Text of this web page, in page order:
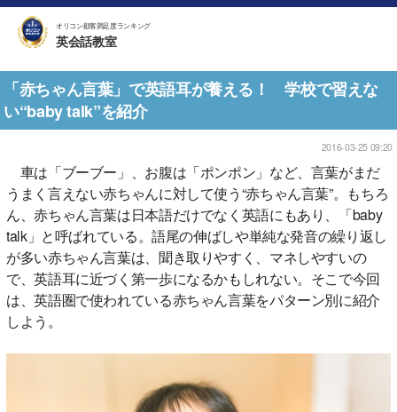
オリコン顧客満足度ランキング
英会話教室
「赤ちゃん言葉」で英語耳が養える！ 学校で習えな
い“baby talk”を紹介
2016-03-25 09:20
車は「ブーブー」、お腹は「ポンポン」など、言葉がまだ
うまく言えない赤ちゃんに対して使う“赤ちゃん言葉”。もちろ
ん、赤ちゃん言葉は日本語だけでなく英語にもあり、「baby
talk」と呼ばれている。語尾の伸ばしや単純な発音の繰り返し
が多い赤ちゃん言葉は、聞き取りやすく、マネしやすいの
で、英語耳に近づく第一歩になるかもしれない。そこで今回
は、英語圏で使われている赤ちゃん言葉をパターン別に紹介
しよう。